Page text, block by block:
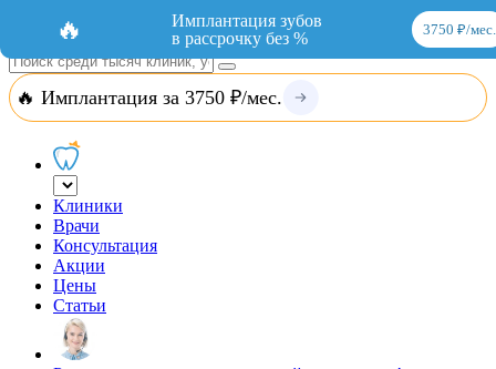
Добавить организациюВход
🔥 Имплантация за 3750 ₽/мес.
Клиники
Врачи
Консультация
Акции
Цены
Статьи
🔥
Имплантация зубов
в рассрочку без %
3750 ₽/мес.